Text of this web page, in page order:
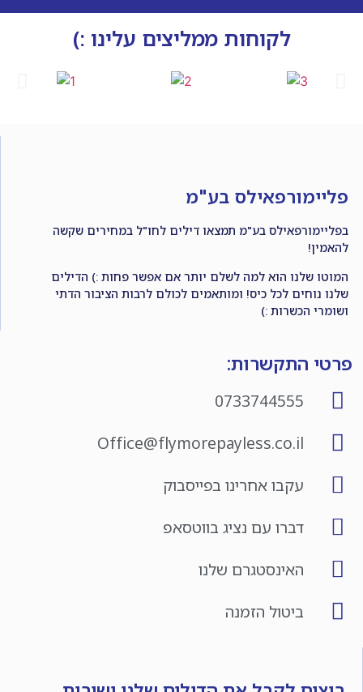
לקוחות ממליצים עלינו :)
פליימורפאילס בע"מ
בפליימורפאילס בע"מ תמצאו דילים לחו"ל במחירים שקשה
להאמין!
המוטו שלנו הוא למה לשלם יותר אם אפשר פחות :) הדילים
שלנו נוחים לכל כיס! ומותאמים לכולם לרבות הציבור הדתי
ושומרי הכשרות :)
פרטי התקשרות:
0733744555
Office@flymorepayless.co.il
עקבו אחרינו בפייסבוק
דברו עם נציג בווטסאפ
האינסטגרם שלנו
ביטול הזמנה